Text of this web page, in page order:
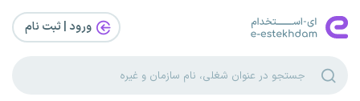
ورود | ثبت‌ نام